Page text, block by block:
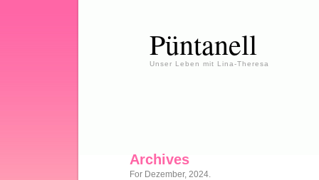
Püntanell
Unser Leben mit Lina-Theresa
Archives
For Dezember, 2024.